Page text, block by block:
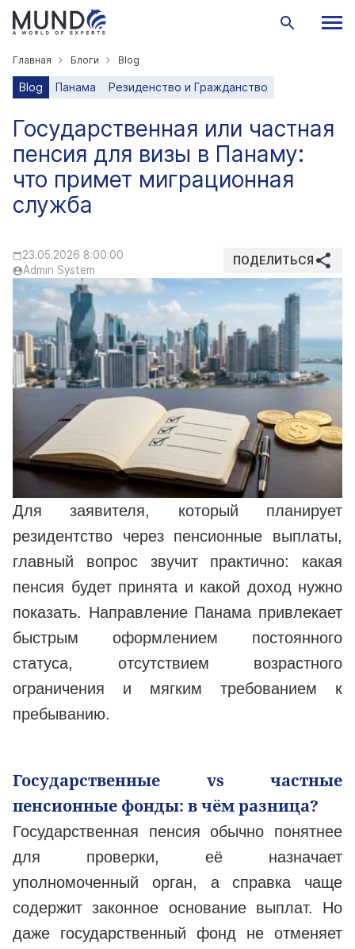
Главная Блоги Blog
Blog Панама Резиденство и Гражданство
Государственная или частная
пенсия для визы в Панаму:
что примет миграционная
служба
23.05.2026 8:00:00
Admin System
ПОДЕЛИТЬСЯ
Для заявителя, который планирует
резидентство через пенсионные выплаты,
главный вопрос звучит практично: какая
пенсия будет принята и какой доход нужно
показать. Направление Панама привлекает
быстрым оформлением постоянного
статуса, отсутствием возрастного
ограничения и мягким требованием к
пребыванию.
Государственные vs частные
пенсионные фонды: в чём разница?
Государственная пенсия обычно понятнее
для проверки, её назначает
уполномоченный орган, а справка чаще
содержит законное основание выплат. Но
даже государственный фонд не отменяет